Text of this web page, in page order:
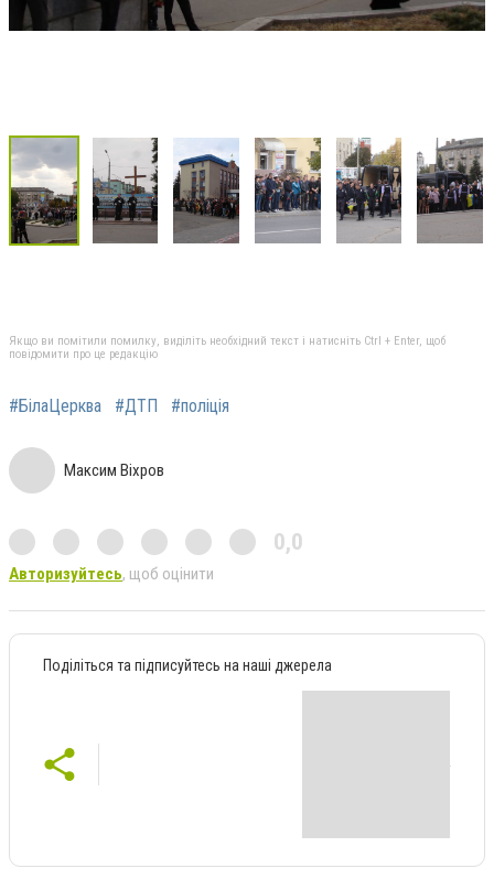
Якщо ви помітили помилку, виділіть необхідний текст і натисніть Ctrl + Enter, щоб
повідомити про це редакцію
#БілаЦерква #ДТП #поліція
Максим Віхров
0,0
Авторизуйтесь, щоб оцінити
Поділіться та підписуйтесь на наші джерела